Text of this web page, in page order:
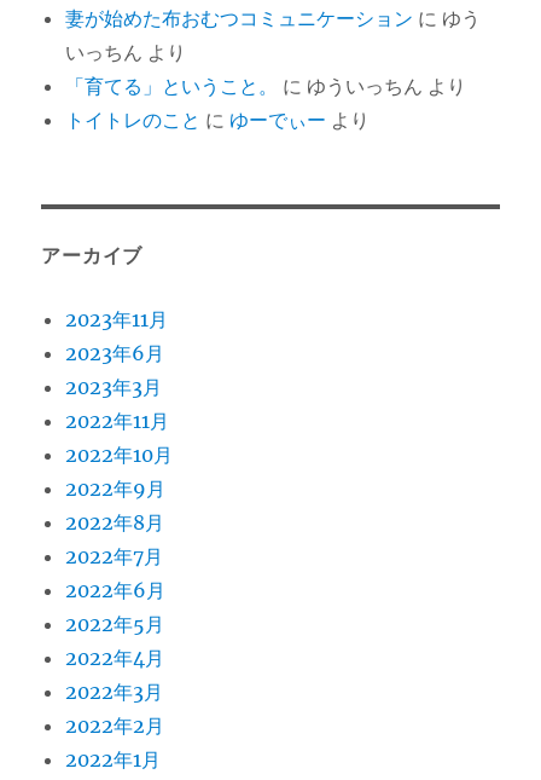
妻が始めた布おむつコミュニケーション に ゆう
いっちん より
「育てる」ということ。
に ゆういっちん より
トイトレのこと に ゆーでぃー より
アーカイブ
2023年11月
2023年6月
2023年3月
2022年11月
2022年10月
2022年9月
2022年8月
2022年7月
2022年6月
2022年5月
2022年4月
2022年3月
2022年2月
2022年1月